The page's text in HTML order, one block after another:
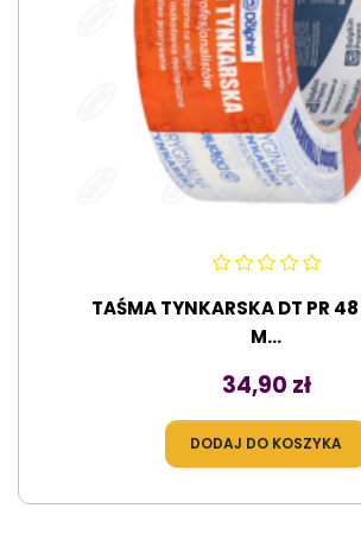
TAŚMA TYNKARSKA DT PR
M...
Cena
34,90 zł
DODAJ DO KOSZYKA